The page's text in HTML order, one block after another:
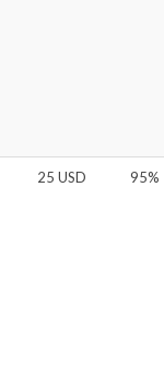
25 USD 95%